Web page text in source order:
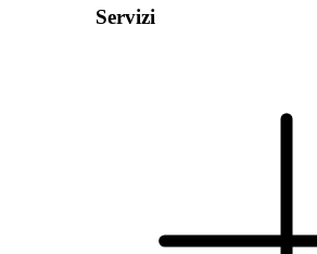
Servizi